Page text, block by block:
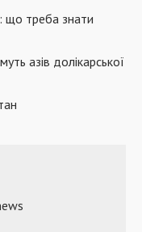
що треба знати
азів долікарської